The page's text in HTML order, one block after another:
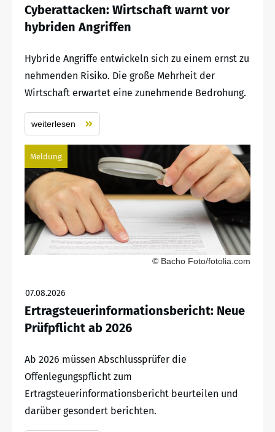
Cyberattacken: Wirtschaft warnt vor
hybriden Angriffen
Hybride Angriffe entwickeln sich zu einem ernst zu
nehmenden Risiko. Die große Mehrheit der
Wirtschaft erwartet eine zunehmende Bedrohung.
weiterlesen
Meldung
© Bacho Foto/fotolia.com
07.08.2026
Ertragsteuerinformationsbericht: Neue
Prüfpflicht ab 2026
Ab 2026 müssen Abschlussprüfer die
Offenlegungspflicht zum
Ertragsteuerinformationsbericht beurteilen und
darüber gesondert berichten.